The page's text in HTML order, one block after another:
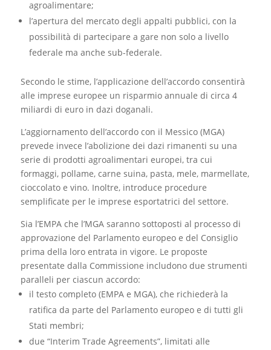
agroalimentare;
l’apertura del mercato degli appalti pubblici, con la
possibilità di partecipare a gare non solo a livello
federale ma anche sub-federale.
Secondo le stime, l’applicazione dell’accordo consentirà
alle imprese europee un risparmio annuale di circa 4
miliardi di euro in dazi doganali.
L’aggiornamento dell’accordo con il Messico (MGA)
prevede invece l’abolizione dei dazi rimanenti su una
serie di prodotti agroalimentari europei, tra cui
formaggi, pollame, carne suina, pasta, mele, marmellate,
cioccolato e vino. Inoltre, introduce procedure
semplificate per le imprese esportatrici del settore.
Sia l’EMPA che l’MGA saranno sottoposti al processo di
approvazione del Parlamento europeo e del Consiglio
prima della loro entrata in vigore. Le proposte
presentate dalla Commissione includono due strumenti
paralleli per ciascun accordo:
il testo completo (EMPA e MGA), che richiederà la
ratifica da parte del Parlamento europeo e di tutti gli
Stati membri;
due “Interim Trade Agreements”, limitati alle